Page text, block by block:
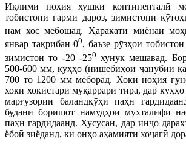
Иқлими ноҳия хушки континенталӣ
тобистони гарми дароз, зимистони
нам хос мебошад. Ҳаракати миёнаи
январ тақрибан 00, баъзе рӯзҳои
зимистон то -20 -250 хунук мешавад.
500-600 мм, кӯҳҳо (нишебиҳои ҷанубии
700 то 1200 мм меборад. Хоки ноҳия
хоки хокистари муқаррари тира, дар
марғузории баландкӯҳӣ паҳн
будани боришот намудҳои мухталифи
паҳн гардидаанд. Хусусан, дар инҷо
ёбоӣ зиёданд, ки онҳо аҳамияти хоҷагӣ